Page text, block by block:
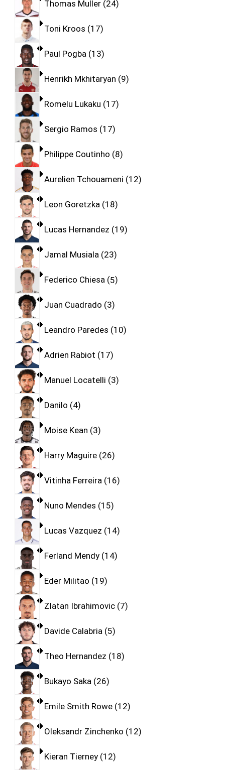
Thomas Muller 24
Toni Kroos 17
Paul Pogba 13
Henrikh Mkhitaryan 9
Romelu Lukaku 17
Sergio Ramos 17
Philippe Coutinho 8
Aurelien Tchouameni 12
Leon Goretzka 18
Lucas Hernandez 19
Jamal Musiala 23
Federico Chiesa 5
Juan Cuadrado 3
Leandro Paredes 10
Adrien Rabiot 17
Manuel Locatelli 3
Danilo 4
Moise Kean 3
Harry Maguire 26
Vitinha Ferreira 16
Nuno Mendes 15
Lucas Vazquez 14
Ferland Mendy 14
Eder Militao 19
Zlatan Ibrahimovic 7
Davide Calabria 5
Theo Hernandez 18
Bukayo Saka 26
Emile Smith Rowe 12
Oleksandr Zinchenko 12
Kieran Tierney 12